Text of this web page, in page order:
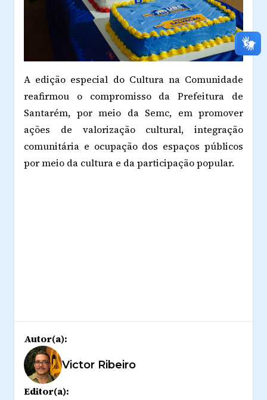
A edição especial do Cultura na Comunidade
reafirmou o compromisso da Prefeitura de
Santarém, por meio da Semc, em promover
ações de valorização cultural, integração
comunitária e ocupação dos espaços públicos
por meio da cultura e da participação popular.
Autor(a):
Victor Ribeiro
Editor(a):